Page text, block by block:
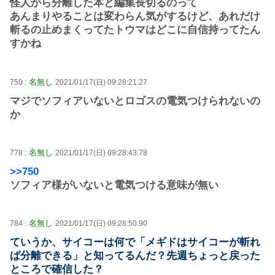
怪人から分離した本と編集長切るのって
あんまりやることは変わらん気がするけど、あれだけ
斬るの止めまくってたトウマはどこに自信持ってたん
すかね
750 : 名無し 2021/01/17(日) 09:28:21.27
マジでソフィアいないとロゴスの電気つけられないの
か
778 : 名無し 2021/01/17(日) 09:28:43.78
>>750
ソフィア様がいないと電気つける意味が無い
784 : 名無し 2021/01/17(日) 09:28:50.90
ていうか、サイコーは何で「メギドはサイコーが斬れ
ば分離できる」と知ってるんだ？先週ちょっと戻った
ところで確信した？